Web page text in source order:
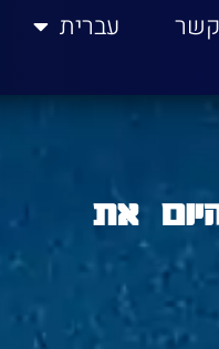
עברית
היום את